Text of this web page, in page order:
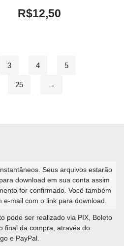
R$12,50
3 4 5
25 →
Seus arquivos estarão
download em sua conta assim
for confirmado. Você também
e-mail com o link para download.
pode ser realizado via PIX, Boleto
final da compra, através do
e PayPal.